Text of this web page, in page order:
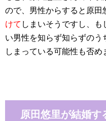
ので、男性からすると原田
けて しまいそうですし、
い男性を知らず知らずのう
しまっている可能性も否め
原田悠里が結婚す